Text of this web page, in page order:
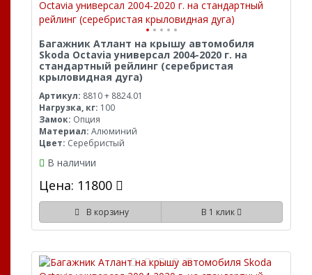
Багажник Атлант на крышу автомобиля
Skoda Octavia универсал 2004-2020 г. на
стандартный рейлинг (серебристая
крыловидная дуга)
Артикул: 8810 + 8824.01
Нагрузка, кг: 100
Замок: Опция
Материал: Алюминий
Цвет: Серебристый
В наличии
Цена: 11800
В корзину В 1 клик